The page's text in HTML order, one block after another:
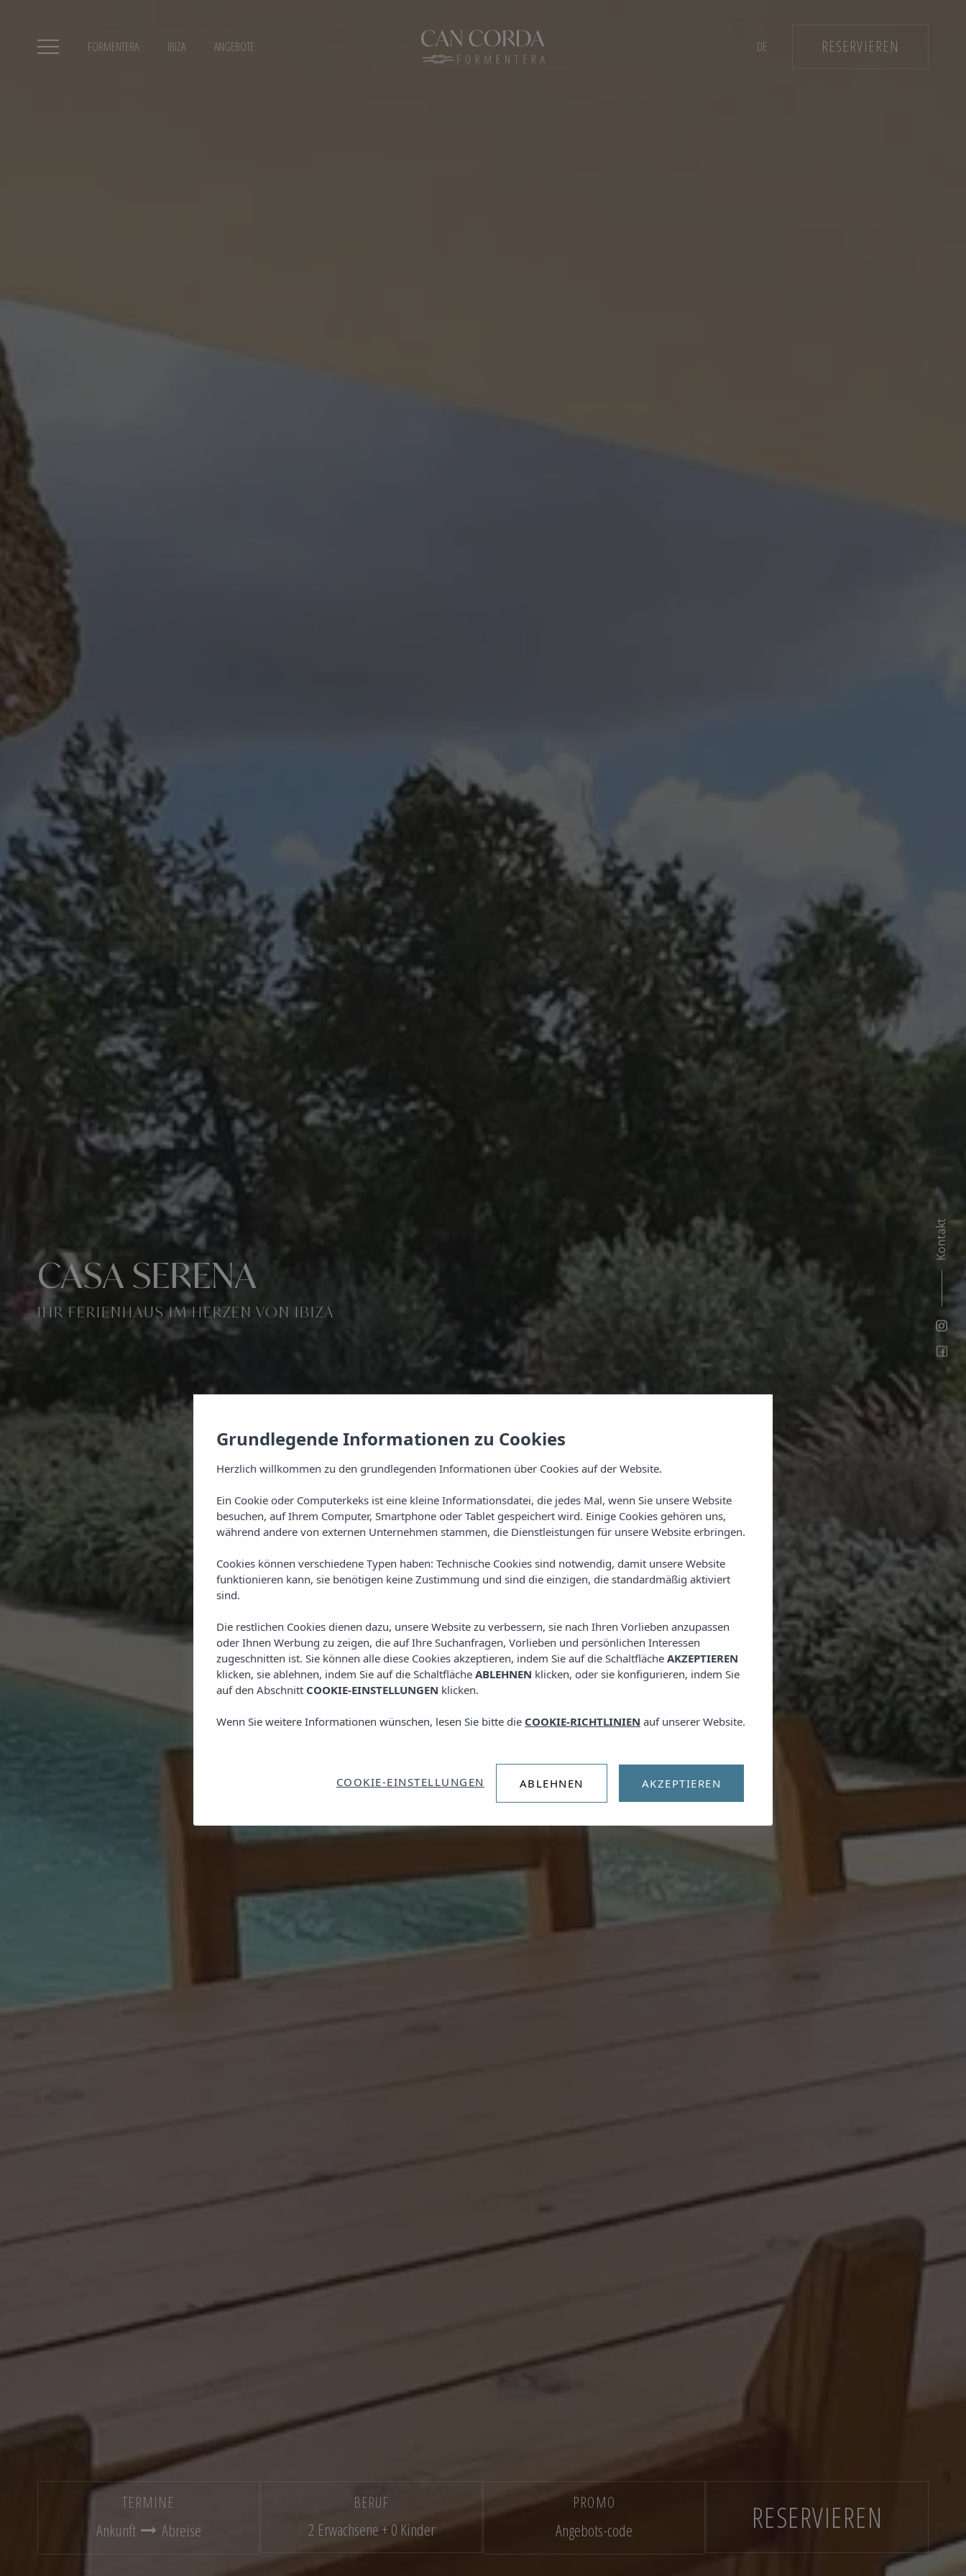
FORMENTERA IBIZA ANGEBOTE
DE
RESERVIEREN
CASA SERENA
IHR FERIENHAUS IM HERZEN VON IBIZA
Kontakt
TERMINE BERUF
2 Erwachsene + 0 Kinder
PROMO RESERVIEREN
Grundlegende Informationen zu Cookies
Herzlich willkommen zu den grundlegenden Informationen über Cookies auf der Website.
Ein Cookie oder Computerkeks ist eine kleine Informationsdatei, die jedes Mal, wenn Sie unsere Website
besuchen, auf Ihrem Computer, Smartphone oder Tablet gespeichert wird. Einige Cookies gehören uns,
während andere von externen Unternehmen stammen, die Dienstleistungen für unsere Website erbringen.
Cookies können verschiedene Typen haben: Technische Cookies sind notwendig, damit unsere Website
funktionieren kann, sie benötigen keine Zustimmung und sind die einzigen, die standardmäßig aktiviert
sind.
Die restlichen Cookies dienen dazu, unsere Website zu verbessern, sie nach Ihren Vorlieben anzupassen
oder Ihnen Werbung zu zeigen, die auf Ihre Suchanfragen, Vorlieben und persönlichen Interessen
zugeschnitten ist. Sie können alle diese Cookies akzeptieren, indem Sie auf die Schaltfläche AKZEPTIEREN
klicken, sie ablehnen, indem Sie auf die Schaltfläche ABLEHNEN klicken, oder sie konfigurieren, indem Sie
auf den Abschnitt COOKIE-EINSTELLUNGEN klicken.
Wenn Sie weitere Informationen wünschen, lesen Sie bitte die COOKIE-RICHTLINIEN auf unserer Website.
COOKIE-EINSTELLUNGEN ABLEHNEN AKZEPTIEREN